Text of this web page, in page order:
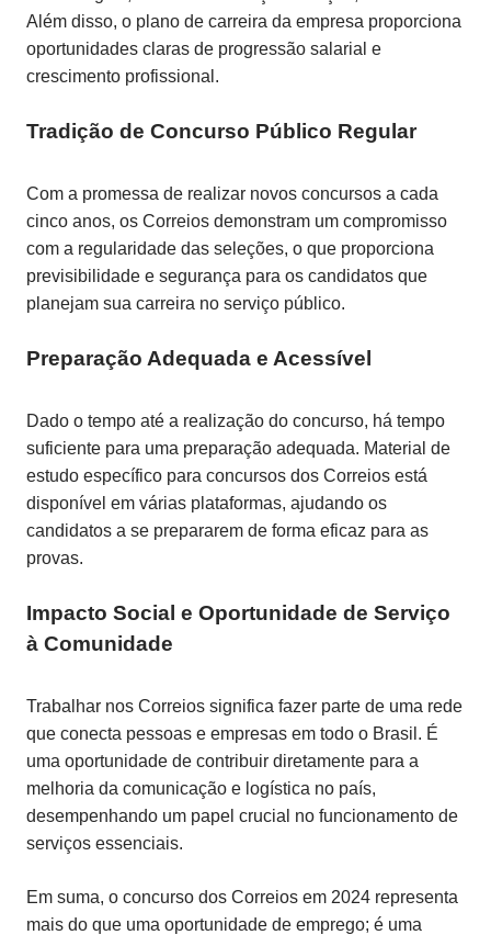
Além disso, o plano de carreira da empresa proporciona
oportunidades claras de progressão salarial e
crescimento profissional.
Tradição de Concurso Público Regular
Com a promessa de realizar novos concursos a cada
cinco anos, os Correios demonstram um compromisso
com a regularidade das seleções, o que proporciona
previsibilidade e segurança para os candidatos que
planejam sua carreira no serviço público.
Preparação Adequada e Acessível
Dado o tempo até a realização do concurso, há tempo
suficiente para uma preparação adequada. Material de
estudo específico para concursos dos Correios está
disponível em várias plataformas, ajudando os
candidatos a se prepararem de forma eficaz para as
provas.
Impacto Social e Oportunidade de Serviço
à Comunidade
Trabalhar nos Correios significa fazer parte de uma rede
que conecta pessoas e empresas em todo o Brasil. É
uma oportunidade de contribuir diretamente para a
melhoria da comunicação e logística no país,
desempenhando um papel crucial no funcionamento de
serviços essenciais.
Em suma, o concurso dos Correios em 2024 representa
mais do que uma oportunidade de emprego; é uma